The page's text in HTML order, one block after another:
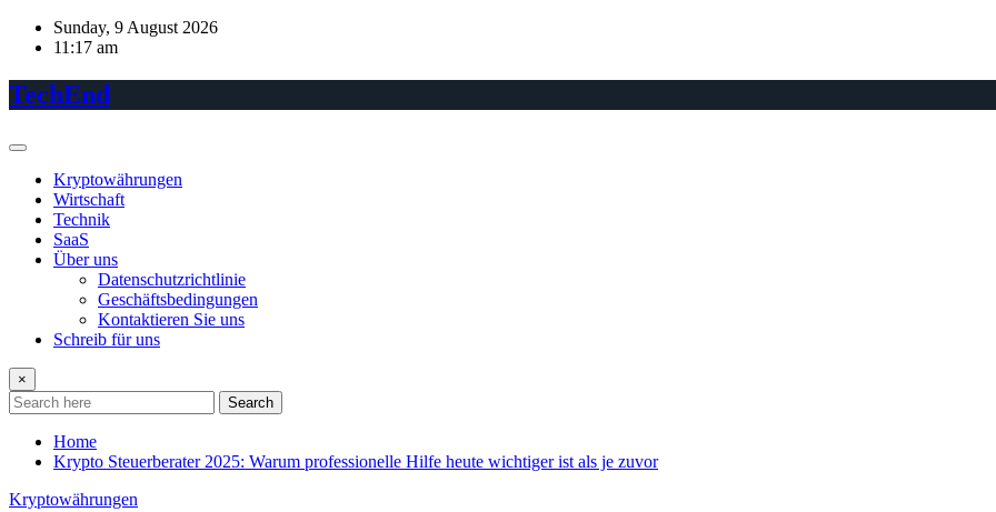
Skip
Sunday, 9 August 2026
11:17 am
TechEnd
Kryptowährungen
Wirtschaft
Technik
SaaS
Über uns
Datenschutzrichtlinie
Geschäftsbedingungen
Kontaktieren Sie uns
Schreib für uns
×
Search
Home
Krypto Steuerberater 2025: Warum professionelle Hilfe heute wichtiger ist als je zuvor
Kryptowährungen